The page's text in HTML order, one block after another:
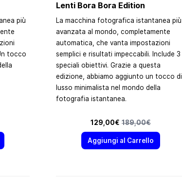
più
tocco
Lenti Bora Bora Edition
La macchina fotografica istantanea più
avanzata al mondo, completamente
automatica, che vanta impostazioni
semplici e risultati impeccabili. Include 3
speciali obiettivi. Grazie a questa
edizione, abbiamo aggiunto un tocco di
lusso minimalista nel mondo della
fotografia istantanea.
Prezzo speciale
129,00€ Prezzo predefinito
189,00€
Aggiungi al Carrello